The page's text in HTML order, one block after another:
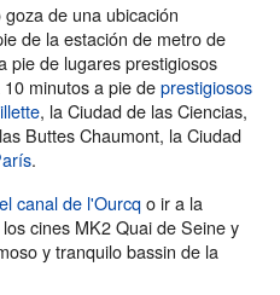
de una ubicación
de la estación de metro de
pie de lugares prestigiosos
minutos a pie deprestigiosos
, la Ciudad de las Ciencias,
Buttes Chaumont, la Ciudad
.
canal de l'Ourcqo ir a la
cines MK2 Quai de Seine y
y tranquilo bassin de la